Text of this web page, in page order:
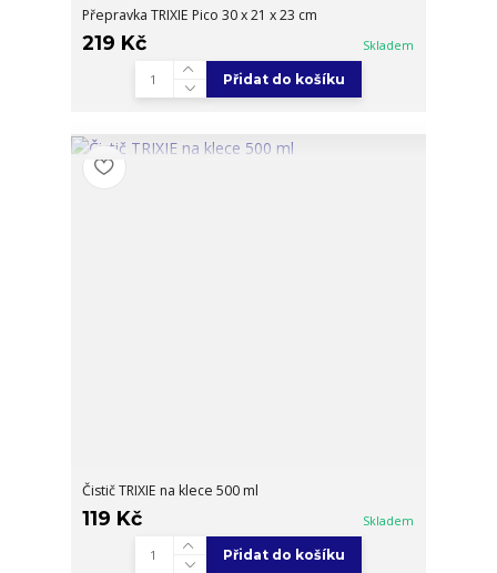
Přepravka TRIXIE Pico 30 x 21 x 23 cm
219 Kč Skladem
Přidat do košíku
Čistič TRIXIE na klece 500 ml
119 Kč Skladem
Přidat do košíku